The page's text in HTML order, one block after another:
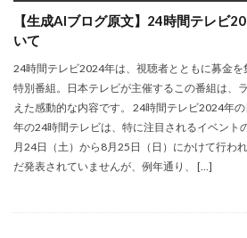
【生成AIブログ原文】24時間テレビ
いて
24時間テレビ2024年は、視聴者とともに募金
特別番組。日本テレビが主催するこの番組は、
えた感動的な内容です。 24時間テレビ2024年
年の24時間テレビは、特に注目されるイベント
月24日（土）から8月25日（日）にかけて行わ
だ発表されていませんが、例年通り、 […]